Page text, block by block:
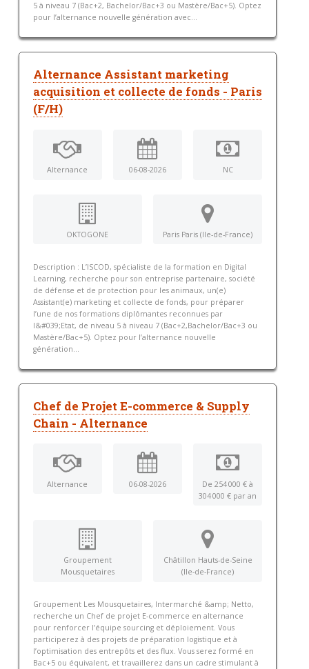
5 à niveau 7 (Bac+2, Bachelor/Bac+3 ou Mastère/Bac+5). Optez
pour l’alternance nouvelle génération avec...
Alternance Assistant marketing
acquisition et collecte de fonds - Paris
(F/H)
Alternance 06-08-2026 NC
OKTOGONE Paris Paris (Ile-de-France)
Description : L’ISCOD, spécialiste de la formation en Digital
Learning, recherche pour son entreprise partenaire, société
de défense et de protection pour les animaux, un(e)
Assistant(e) marketing et collecte de fonds, pour préparer
l’une de nos formations diplômantes reconnues par
l&#039;Etat, de niveau 5 à niveau 7 (Bac+2,Bachelor/Bac+3 ou
Mastère/Bac+5). Optez pour l’alternance nouvelle
génération...
Chef de Projet E-commerce & Supply
Chain - Alternance
Alternance 06-08-2026
De 254 000 € à
304 000 € par an
Groupement
Mousquetaires
Châtillon Hauts-de-Seine
(Ile-de-France)
Groupement Les Mousquetaires, Intermarché &amp; Netto,
recherche un Chef de projet E-commerce en alternance
pour renforcer l’équipe sourcing et déploiement. Vous
participerez à des projets de préparation logistique et à
l’optimisation des entrepôts et des flux. Vous serez formé en
Bac+5 ou équivalent, et travaillerez dans un cadre stimulant à